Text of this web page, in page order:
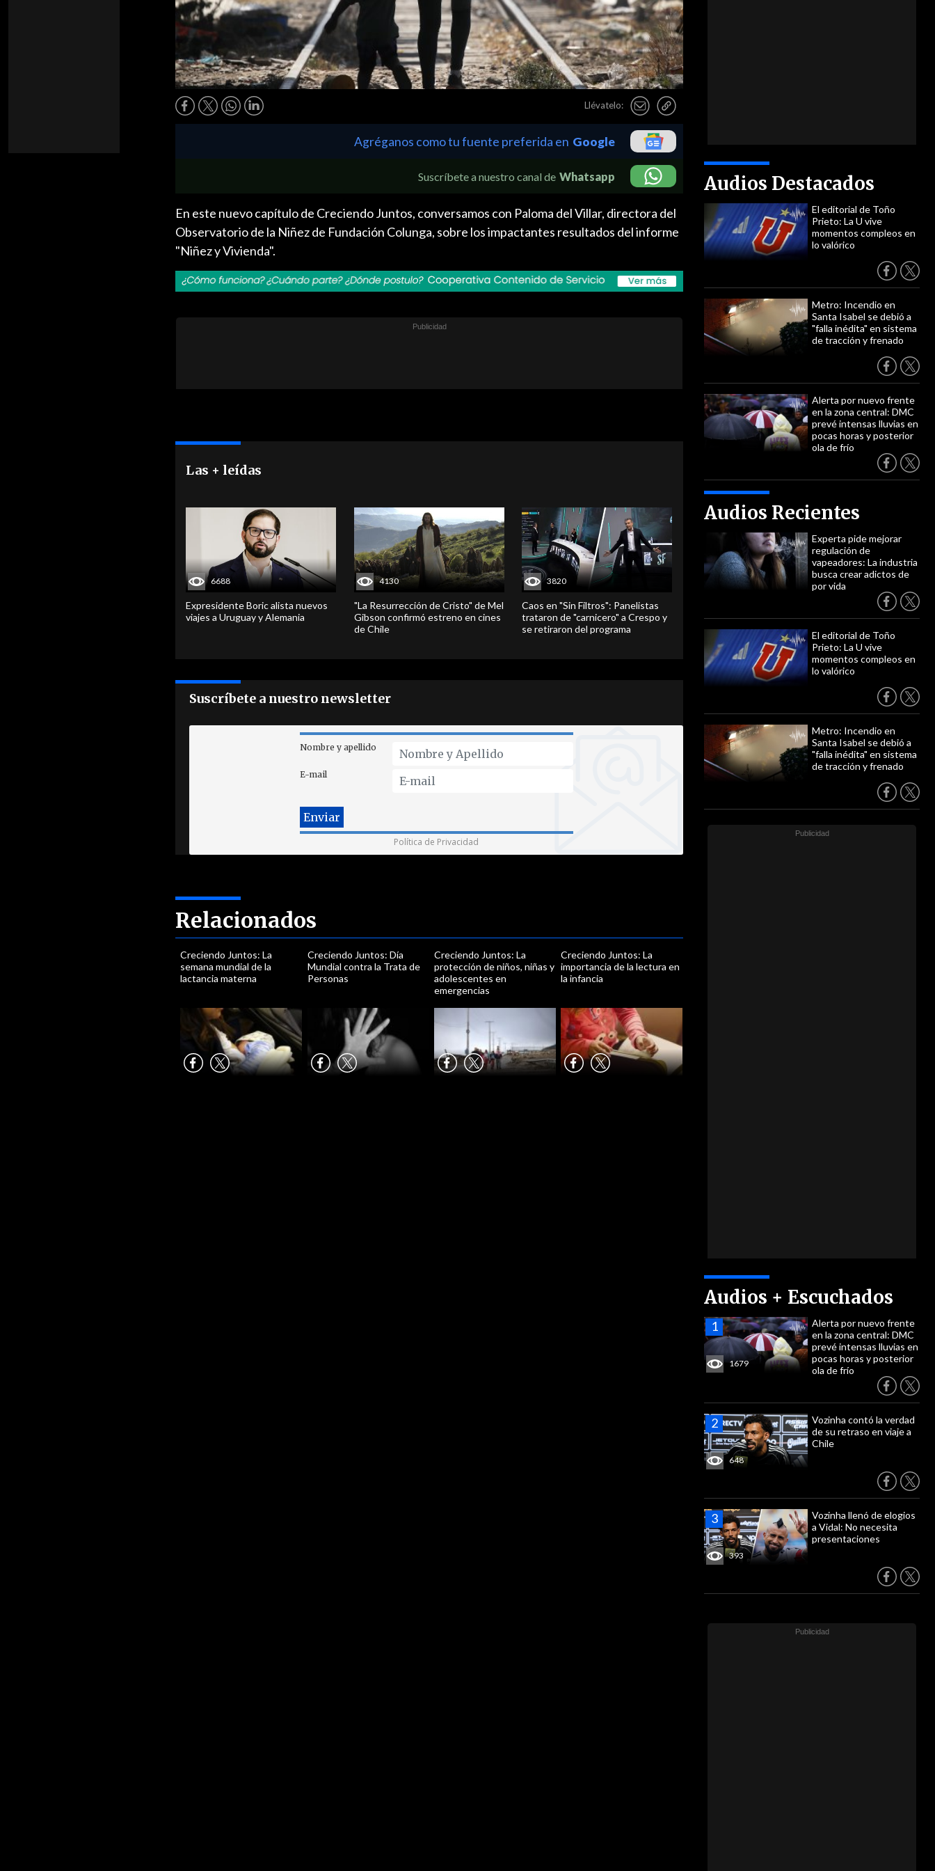
Llévatelo:
Audios Destacados
El editorial de Toño
Prieto: La U vive
momentos compleos en
lo valórico
Metro: Incendio en
Santa Isabel se debió a
"falla inédita" en sistema
de tracción y frenado
Alerta por nuevo frente
en la zona central: DMC
prevé intensas lluvias en
pocas horas y posterior
ola de frío
Audios Recientes
Experta pide mejorar
regulación de
vapeadores: La industria
busca crear adictos de
por vida
El editorial de Toño
Prieto: La U vive
momentos compleos en
lo valórico
Metro: Incendio en
Santa Isabel se debió a
"falla inédita" en sistema
de tracción y frenado
Audios + Escuchados
1679
Alerta por nuevo frente
en la zona central: DMC
prevé intensas lluvias en
pocas horas y posterior
ola de frío
648
Vozinha contó la verdad
de su retraso en viaje a
Chile
393
Vozinha llenó de elogios
a Vidal: No necesita
presentaciones
Agréganos como tu fuente preferida en Google
Suscríbete a nuestro canal de Whatsapp
En este nuevo capítulo de Creciendo Juntos, conversamos con Paloma del Villar, directora del
Observatorio de la Niñez de Fundación Colunga, sobre los impactantes resultados del informe
"Niñez y Vivienda".
Las + leídas
6688
Expresidente Boric alista nuevos
viajes a Uruguay y Alemania
4130
"La Resurrección de Cristo" de Mel
Gibson confirmó estreno en cines
de Chile
3820
Caos en "Sin Filtros": Panelistas
trataron de "carnicero" a Crespo y
se retiraron del programa
Suscríbete a nuestro newsletter
Nombre y apellido
E-mail
Política de Privacidad
Relacionados
Creciendo Juntos: La
semana mundial de la
lactancia materna
Creciendo Juntos: Día
Mundial contra la Trata de
Personas
Creciendo Juntos: La
protección de niños, niñas y
adolescentes en
emergencias
Creciendo Juntos: La
importancia de la lectura en
la infancia